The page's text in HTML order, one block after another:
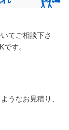
てご相談下さ
す。
うなお見積り、